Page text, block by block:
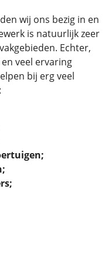
wij ons bezig in en
is natuurlijk zeer
Echter,
veel ervaring
bij erg veel